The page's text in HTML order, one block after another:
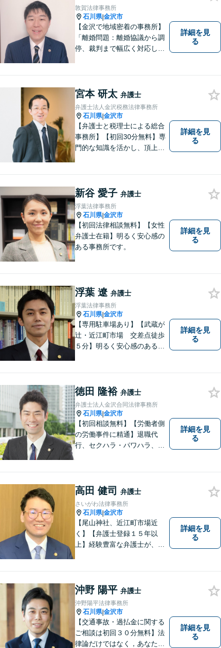
敦賀法律事務所
石川県|金沢市
【金沢で地域密着の事務所】
「離婚問題：離婚協議から調
停、裁判まで幅広く対応し、
弁護士が介入することで賠償
金の大幅な増額が実現できる
ケースあり」【休日・夜間相
談可】
詳細を見
る
宮本 研太 弁護士
弁護士法人金沢税務法律事務所
石川県|金沢市
【弁護士と税理士による総合
事務所】【初回30分無料】専
門的な知識を活かし、頂上＝
ジあります。
詳細を見
る
新谷 愛子 弁護士
浮葉法律事務所
石川県|金沢市
【初回法律相談無料】【女性
弁護士在籍】明るく安心感の
ある事務所です。
詳細を見
る
浮葉 遼 弁護士
浮葉法律事務所
石川県|金沢市
【専用駐車場あり】【武蔵が
辻・近江町市場 交差点徒歩
５分】明るく安心感のある事
詳細を見
る
徳田 隆裕 弁護士
弁護士法人金沢合同法律事務所
石川県|金沢市
【初回相談無料】【労働者側
の労働事件に精通】退職代
行、セクハラ・パワハラ、労
ルも対応可能【メール相談／
ビデオ面談可】【土曜日も対
応】
詳細を見
る
高田 健司 弁護士
さいがわ法律事務所
石川県|金沢市
【尾山神社、近江町市場近
く】【弁護士登録１５年以
上】経験豊富な弁護士が、誠
詳細を見
る
沖野 陽平 弁護士
沖野陽平法律事務所
石川県|金沢市
【交通事故・過払金に関する
ご相談は初回３０分無料】法
律論だけではなく，あなたの
詳細を見
る